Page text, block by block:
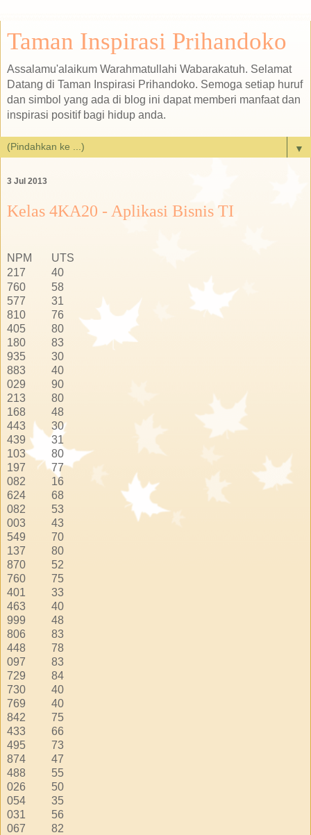
Taman Inspirasi Prihandoko
Assalamu'alaikum Warahmatullahi Wabarakatuh. Selamat
Datang di Taman Inspirasi Prihandoko. Semoga setiap huruf
dan simbol yang ada di blog ini dapat memberi manfaat dan
inspirasi positif bagi hidup anda.
▼
3 Jul 2013
Kelas 4KA20 - Aplikasi Bisnis TI
NPM
UTS
217
40
760
58
577
31
810
76
405
80
180
83
935
30
883
40
029
90
213
80
168
48
443
30
439
31
103
80
197
77
082
16
624
68
082
53
003
43
549
70
137
80
870
52
760
75
401
33
463
40
999
48
806
83
448
78
097
83
729
84
730
40
769
40
842
75
433
66
495
73
874
47
488
55
026
50
054
35
031
56
067
82